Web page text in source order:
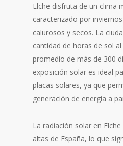
Elche disfruta de un clima
caracterizado por
calurosos y secos. La
cantidad de horas de sol
promedio de más de 300
exposición solar es ideal
placas solares, ya que
generación de energía a
La radiación solar en
altas de España, lo que